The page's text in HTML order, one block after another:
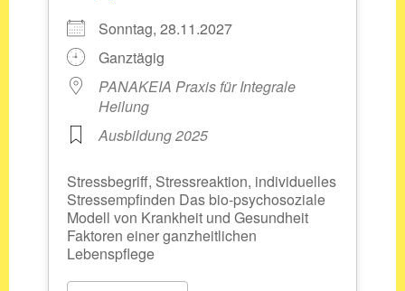
Sonntag, 28.11.2027
Ganztägig
PANAKEIA Praxis für Integrale
Heilung
Ausbildung 2025
Stressbegriff, Stressreaktion, individuelles
Stressempfinden Das bio-psychosoziale
Modell von Krankheit und Gesundheit
Faktoren einer ganzheitlichen
Lebenspflege